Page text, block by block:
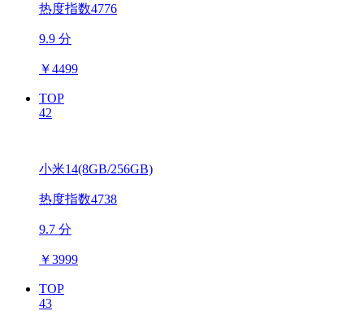
热度指数4776
9.9 分
￥4499
TOP
42
小米14(8GB/256GB)
热度指数4738
9.7 分
￥3999
TOP
43